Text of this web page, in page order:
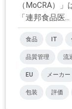
（MoCRA）
「連邦食品医...
食品 IT
品質管理 流
EU メーカー
包装 評価